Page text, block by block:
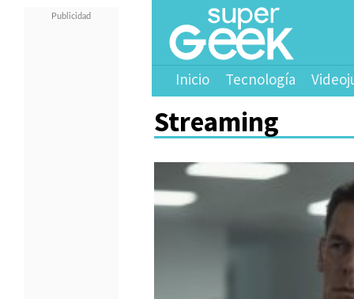
Inicio Tecnología
Streaming